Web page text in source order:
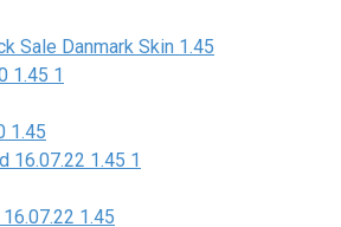
Sale Danmark Skin 1.45
1.45
1.45